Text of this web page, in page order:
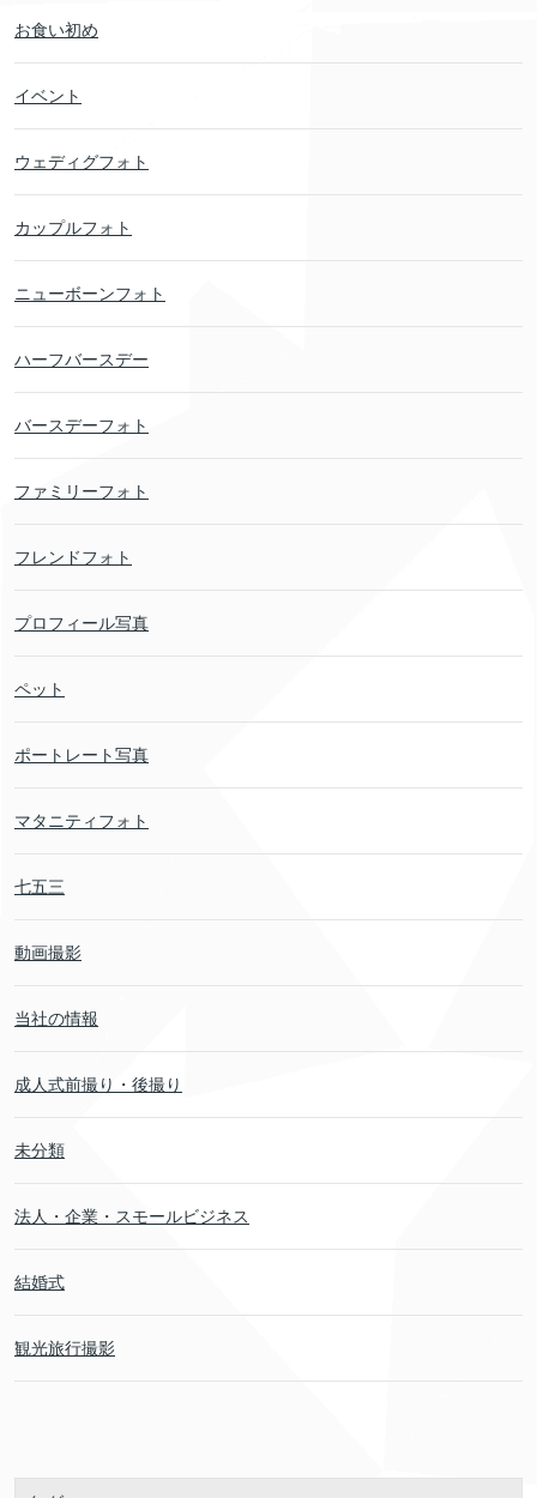
お食い初め
イベント
ウェディグフォト
カップルフォト
ニューボーンフォト
ハーフバースデー
バースデーフォト
ファミリーフォト
フレンドフォト
プロフィール写真
ペット
ポートレート写真
マタニティフォト
七五三
動画撮影
当社の情報
成人式前撮り・後撮り
未分類
法人・企業・スモールビジネス
結婚式
観光旅行撮影